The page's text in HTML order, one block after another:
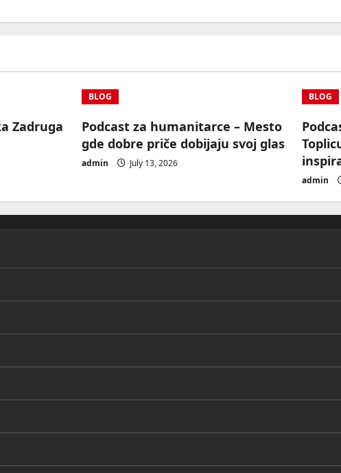
UGC
Zadruga
BLOG
Podcast za humanitarce – Mesto
gde dobre priče dobijaju svoj glas
admin July 13, 2026
BLOG
admin